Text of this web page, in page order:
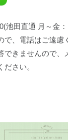
池田直通 月～金
で、電話はご遠慮
できませんので、
さい。